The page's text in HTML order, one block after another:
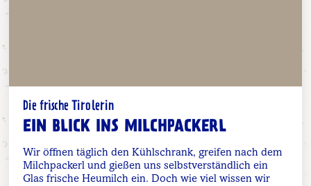
Die frische Tirolerin
EIN BLICK INS MILCHPACKERL
Wir öffnen täglich den Kühlschrank, greifen nach dem
Milchpackerl und gießen uns selbstverständlich ein
Glas frische Heumilch ein. Doch wie viel wissen wir